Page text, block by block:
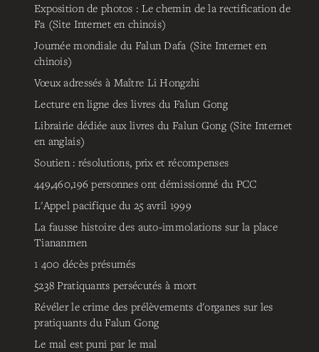
Exposition de photos : Le chemin de la rectification de
Fa (Site Internet en chinois)
Journée mondiale du Falun Dafa (Site Internet en
chinois)
Vœux adressés à Maître Li Hongzhi
Lecture en ligne des livres du Falun Gong
Librairie dédiée aux livres du Falun Gong (Site Internet
en anglais)
Soutien : résolutions, prix et récompenses
449,460,196 personnes ont démissionné du PCC
L'Appel pacifique du 25 avril 1999
La fausse histoire des auto-immolations sur la place
Tiananmen
1 400 décès présumés
5238 Pratiquants persécutés à mort
Révéler le crime des prélèvements d'organes sur les
pratiquants du Falun Gong
Le mal est puni par le mal